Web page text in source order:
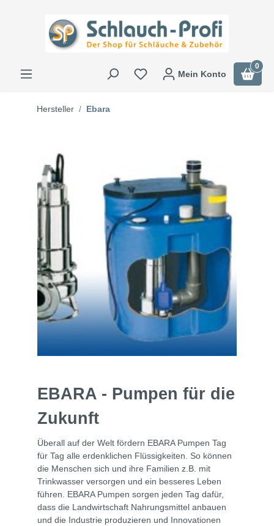
Mein Konto
0
Hersteller Ebara
EBARA - Pumpen für die
Zukunft
Überall auf der Welt fördern EBARA Pumpen Tag
für Tag alle erdenklichen Flüssigkeiten. So können
die Menschen sich und ihre Familien z.B. mit
Trinkwasser versorgen und ein besseres Leben
führen. EBARA Pumpen sorgen jeden Tag dafür,
dass die Landwirtschaft Nahrungsmittel anbauen
und die Industrie produzieren und Innovationen